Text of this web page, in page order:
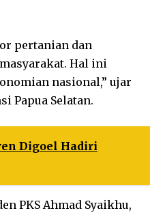
pertanian dan
Hal ini
nasional,” ujar
Papua Selatan.
Digoel Hadiri
PKS Ahmad Syaikhu,